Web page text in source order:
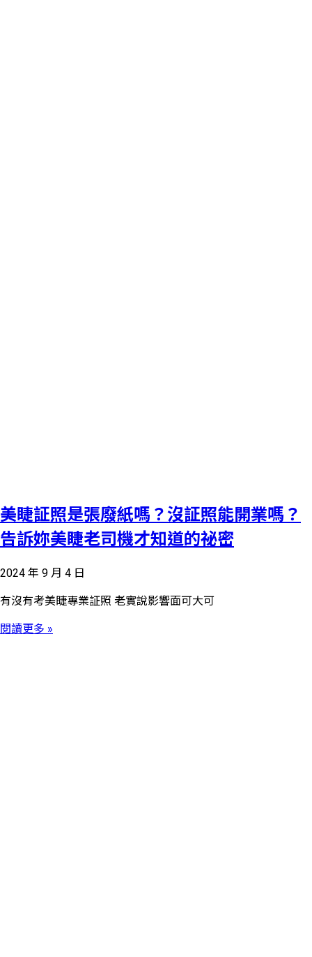
美睫証照是張廢紙嗎？沒証照能開業嗎？
告訴妳美睫老司機才知道的祕密
2024 年 9 月 4 日
有沒有考美睫專業証照 老實說影響面可大可
閱讀更多 »